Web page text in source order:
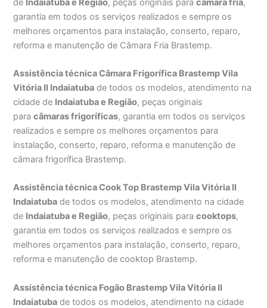
de Indaiatuba e Região, peças originais paracâmara fria,
garantia em todos os serviços realizados e sempre os
melhores orçamentos para instalação, conserto, reparo,
reforma e manutenção de Câmara Fria Brastemp.
Assistência técnica Câmara Frigorífica Brastemp Vila
Vitória II Indaiatuba de todos os modelos, atendimento na
cidade de Indaiatuba e Região, peças originais
paracâmaras frigoríficas, garantia em todos os serviços
realizados e sempre os melhores orçamentos para
instalação, conserto, reparo, reforma e manutenção de
câmara frigorífica Brastemp.
Assistência técnica Cook Top Brastemp Vila Vitória II
Indaiatuba de todos os modelos, atendimento na cidade
de Indaiatuba e Região, peças originais paracooktops,
garantia em todos os serviços realizados e sempre os
melhores orçamentos para instalação, conserto, reparo,
reforma e manutenção de cooktop Brastemp.
Assistência técnica Fogão Brastemp Vila Vitória II
Indaiatuba de todos os modelos, atendimento na cidade